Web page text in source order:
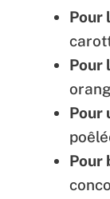
Pour
Pour
Pour
Pour